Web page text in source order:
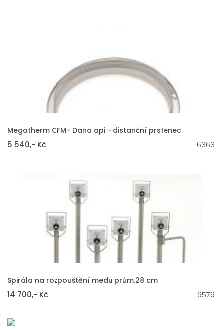
VLOŽIT DO KOŠÍKU
Megatherm CFM- Dana api - distanční prstenec
5 540,- Kč 6363
VLOŽIT DO KOŠÍKU
Spirála na rozpouštění medu prům.28 cm
14 700,- Kč 6579